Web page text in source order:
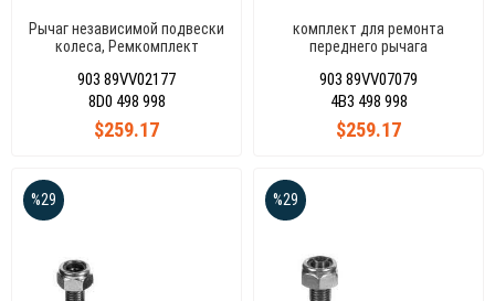
Рычаг независимой подвески
колеса, Ремкомплект
903 89VV02177
$259.17
8D0 498 998
комплект для ремонта
переднего рычага
903 89VV07079
$259.17
4B3 498 998
%29 %29